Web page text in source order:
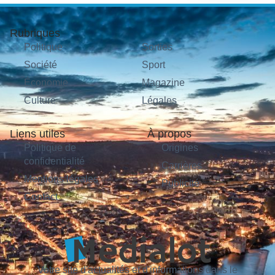
Rubriques
Politique
Société
Économie
Culture
Sorties
Sport
Magazine
Légales
Liens utiles
Politique de
confidentialité
Mentions légales
Contact
À propos
Origines
Carrières
Publicité
Votre site d'actualités et d'informations dans le